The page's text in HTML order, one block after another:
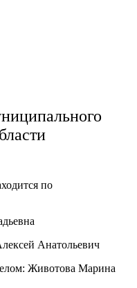
по
Анатольевич
Животова Марина